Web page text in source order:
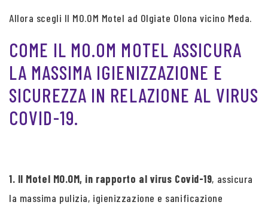
Allora scegli Il MO.OM Motel ad Olgiate Olona vicino Meda.
COME IL MO.OM MOTEL ASSICURA
LA MASSIMA IGIENIZZAZIONE E
SICUREZZA IN RELAZIONE AL VIRUS
COVID-19.
1. Il Motel MO.OM, in rapporto al virus Covid-19, assicura
la massima pulizia, igienizzazione e sanificazione